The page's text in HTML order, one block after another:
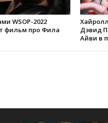
WSOP-2022
фильм про Фила
Дэвид
Айви в